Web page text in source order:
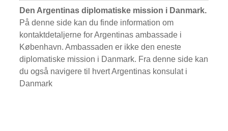
Den Argentinas diplomatiske mission i Danmark.
På denne side kan du finde information om
kontaktdetaljerne for Argentinas ambassade i
København. Ambassaden er ikke den eneste
diplomatiske mission i Danmark. Fra denne side kan
du også navigere til hvert Argentinas konsulat i
Danmark